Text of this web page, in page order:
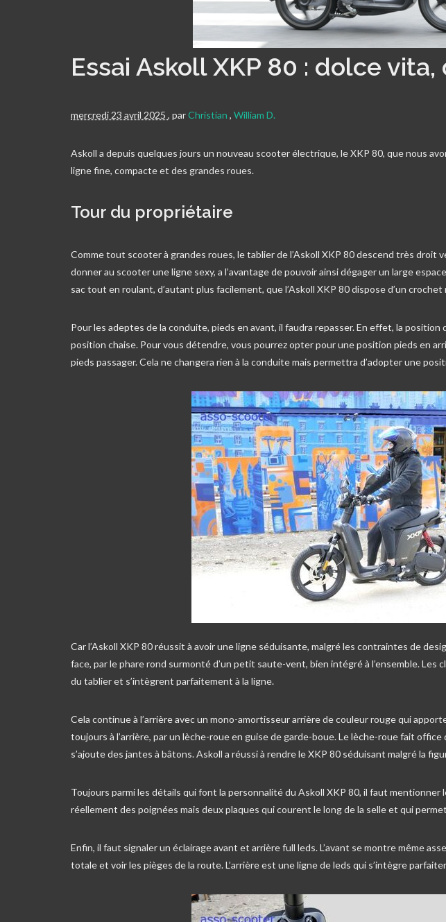
Essai Askoll XKP 80 : dolce
mercredi 23 avril 2025 , parChristian , William D.
Askoll a depuis quelques jours un nouveau scooter électrique, le XKP 80, que nous
ligne fine, compacte et des grandes roues.
Tour du propriétaire
Comme tout scooter à grandes roues, le tablier de l’Askoll XKP 80 descend très droit
donner au scooter une ligne sexy, a l’avantage de pouvoir ainsi dégager un large
sac tout en roulant, d’autant plus facilement, que l’Askoll XKP 80 dispose d’un
Pour les adeptes de la conduite, pieds en avant, il faudra repasser. En effet, la
position chaise. Pour vous détendre, vous pourrez opter pour une position pieds en
pieds passager. Cela ne changera rien à la conduite mais permettra d’adopter une
Car l’Askoll XKP 80 réussit à avoir une ligne séduisante, malgré les contraintes de
face, par le phare rond surmonté d’un petit saute-vent, bien intégré à l’ensemble.
du tablier et s’intègrent parfaitement à la ligne.
Cela continue à l’arrière avec un mono-amortisseur arrière de couleur rouge qui
toujours à l’arrière, par un lèche-roue en guise de garde-boue. Le lèche-roue fait
s’ajoute des jantes à bâtons. Askoll a réussi à rendre le XKP 80 séduisant malgré la
Toujours parmi les détails qui font la personnalité du Askoll XKP 80, il faut mentionner
réellement des poignées mais deux plaques qui courent le long de la selle et qui
Enfin, il faut signaler un éclairage avant et arrière full leds. L’avant se montre même
totale et voir les pièges de la route. L’arrière est une ligne de leds qui s’intègre